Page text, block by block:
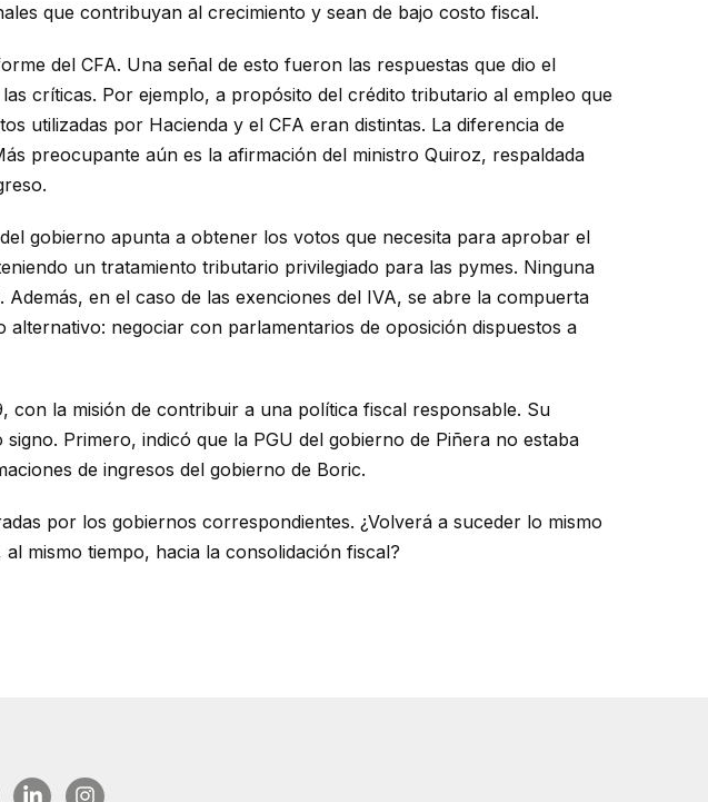
que contribuyan al crecimiento y sean de bajo costo fiscal.
del CFA. Una señal de esto fueron las respuestas que dio el
críticas. Por ejemplo, a propósito del crédito tributario al empleo que
utilizadas por Hacienda y el CFA eran distintas. La diferencia de
preocupante aún es la afirmación del ministro Quiroz, respaldada
gobierno apunta a obtener los votos que necesita para aprobar el
un tratamiento tributario privilegiado para las pymes. Ninguna
en el caso de las exenciones del IVA, se abre la compuerta
negociar con parlamentarios de oposición dispuestos a
con la misión de contribuir a una política fiscal responsable. Su
Primero, indicó que la PGU del gobierno de Piñera no estaba
de ingresos del gobierno de Boric.
por los gobiernos correspondientes. ¿Volverá a suceder lo mismo
mismo tiempo, hacia la consolidación fiscal?